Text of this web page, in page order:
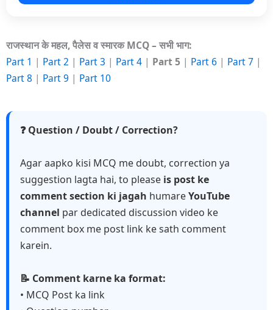
राजस्थान के महल, पैलेस व स्मारक MCQ – सभी भाग:
Part 1 | Part 2 | Part 3 | Part 4 | Part 5 | Part 6 | Part 7 |
Part 8 | Part 9 | Part 10
❓ Question / Doubt / Correction?
Agar aapko kisi MCQ me doubt, correction ya
suggestion lagta hai, to please is post ke
comment section ki jagah humareYouTube
channel par dedicated discussion video ke
comment box me post link ke sath comment
karein.
📝 Comment karne ka format:
• MCQ Post ka link